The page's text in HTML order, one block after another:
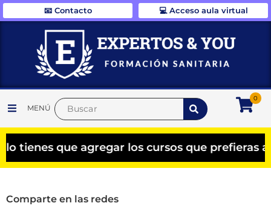
📧 Contacto 💻 Acceso aula virtual
MENÚ
0
tienes que agregar los cursos que prefieras
Comparte en las redes